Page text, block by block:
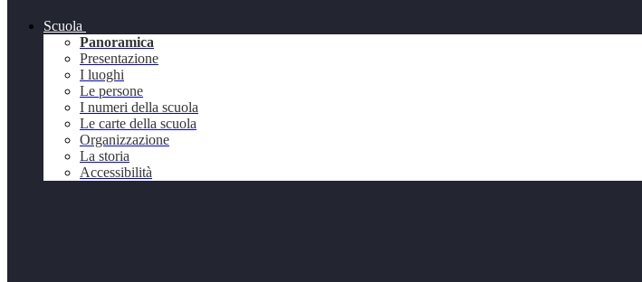
Scuola
Panoramica
Presentazione
I luoghi
Le persone
I numeri della scuola
Le carte della scuola
Organizzazione
La storia
Accessibilità